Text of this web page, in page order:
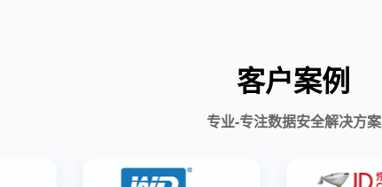
客户案例
专业-专注数据安全解决方案